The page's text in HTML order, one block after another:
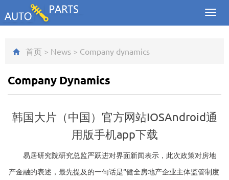
首页 > News > Company dynamics
Company Dynamics
韩国大片（中国）官方网站IOSAndroid通
用版手机app下载
易居研究院研究总监严跃进对界面新闻表示，此次政策对房地
产金融的表述，最先提及的一句话是“健全房地产企业主体监管制度